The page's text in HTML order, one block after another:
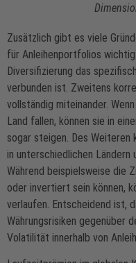
Zusätzlich gibt es viele
für Anleihenportfolios
Diversifizierung das
verbunden ist. Zweitens
vollständig miteinander.
Land fallen, können sie in
sogar steigen. Des Weiteren
in unterschiedlichen Ländern
Während beispielsweise die
oder invertiert sein können,
verlaufen. Entscheidend ist,
Währungsrisiken gegenüber
Volatilität innerhalb von